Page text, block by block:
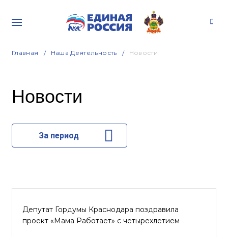
Главная Наша Деятельность Новости
Новости
За период
Депутат Гордумы Краснодара поздравила
проект «Мама Работает» с четырехлетием